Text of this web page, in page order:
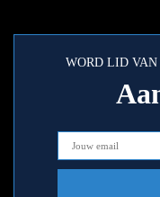
WORD LID